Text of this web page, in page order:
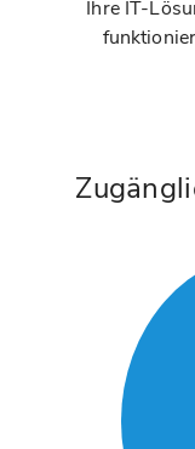
Ihre IT-